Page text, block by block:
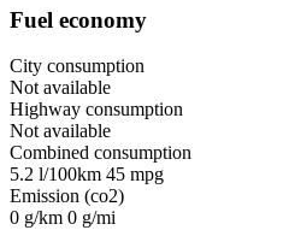
Fuel economy
City consumption
Not available
Highway consumption
Not available
Combined consumption
5.2 l/100km 45 mpg
Emission (co2)
0 g/km 0 g/mi